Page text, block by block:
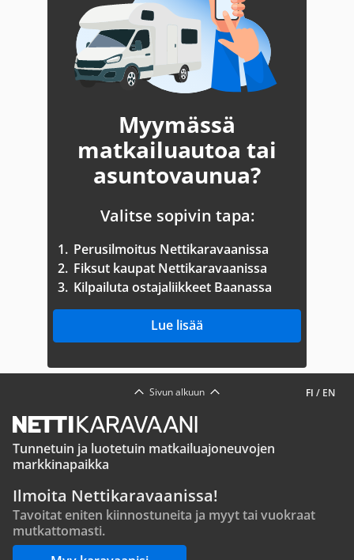
Myymässä
matkailuautoa tai
asuntovaunua?
Valitse sopivin tapa:
1. Perusilmoitus Nettikaravaanissa
2. Fiksut kaupat Nettikaravaanissa
3. Kilpailuta ostajaliikkeet Baanassa
Lue lisää
FI / EN
Sivun alkuun
Tunnetuin ja luotetuin matkailuajoneuvojen
markkinapaikka
Ilmoita Nettikaravaanissa!
Tavoitat eniten kiinnostuneita ja myyt tai vuokraat
mutkattomasti.